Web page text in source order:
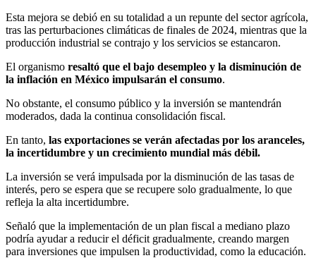
Esta mejora se debió en su totalidad a un repunte del sector agrícola,
tras las perturbaciones climáticas de finales de 2024, mientras que la
producción industrial se contrajo y los servicios se estancaron.
El organismo resaltó que el bajo desempleo y la disminución de
la inflación en México impulsarán el consumo.
No obstante, el consumo público y la inversión se mantendrán
moderados, dada la continua consolidación fiscal.
En tanto, las exportaciones se verán afectadas por los aranceles,
la incertidumbre y un crecimiento mundial más débil.
La inversión se verá impulsada por la disminución de las tasas de
interés, pero se espera que se recupere solo gradualmente, lo que
refleja la alta incertidumbre.
Señaló que la implementación de un plan fiscal a mediano plazo
podría ayudar a reducir el déficit gradualmente, creando margen
para inversiones que impulsen la productividad, como la educación.